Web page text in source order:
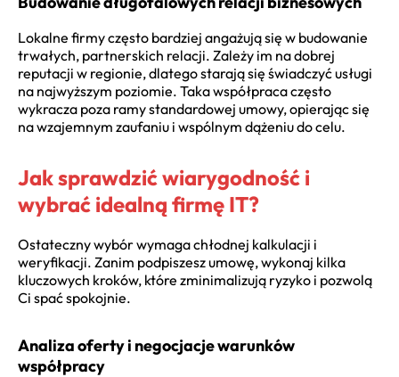
Lokalne firmy często bardziej angażują się w budowanie
trwałych, partnerskich relacji. Zależy im na dobrej
reputacji w regionie, dlatego starają się świadczyć usługi
na najwyższym poziomie. Taka współpraca często
wykracza poza ramy standardowej umowy, opierając się
na wzajemnym zaufaniu i wspólnym dążeniu do celu.
Jak sprawdzić wiarygodność i
wybrać idealną firmę IT?
Ostateczny wybór wymaga chłodnej kalkulacji i
weryfikacji. Zanim podpiszesz umowę, wykonaj kilka
kluczowych kroków, które zminimalizują ryzyko i pozwolą
Ci spać spokojnie.
Analiza oferty i negocjacje warunków
współpracy